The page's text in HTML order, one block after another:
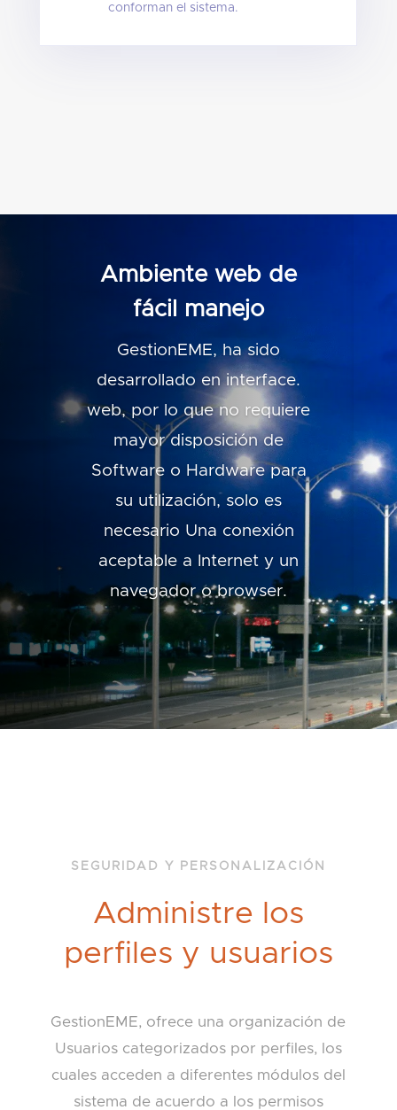
conforman el sistema.
Ambiente web de
fácil manejo
GestionEME, ha sido
desarrollado en interface.
web, por lo que no requiere
mayor disposición de
Software o Hardware para
su utilización, solo es
necesario Una conexión
aceptable a Internet y un
navegador o browser.
SEGURIDAD Y PERSONALIZACIÓN
Administre los
perfiles y usuarios
GestionEME, ofrece una organización de
Usuarios categorizados por perfiles, los
cuales acceden a diferentes módulos del
sistema de acuerdo a los permisos